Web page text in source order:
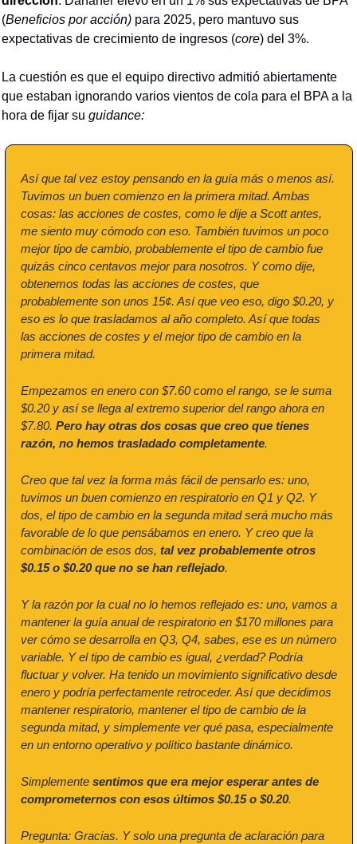
(Beneficios por acción) para 2025, pero mantuvo sus
expectativas de crecimiento de ingresos (core) del 3%.
La cuestión es que el equipo directivo admitió abiertamente
que estaban ignorando varios vientos de cola para el BPA a la
hora de fijar su guidance:
Así que tal vez estoy pensando en la guía más o menos así.
Tuvimos un buen comienzo en la primera mitad. Ambas
cosas: las acciones de costes, como le dije a Scott antes,
me siento muy cómodo con eso. También tuvimos un poco
mejor tipo de cambio, probablemente el tipo de cambio fue
quizás cinco centavos mejor para nosotros. Y como dije,
obtenemos todas las acciones de costes, que
probablemente son unos 15¢. Así que veo eso, digo $0.20, y
eso es lo que trasladamos al año completo. Así que todas
las acciones de costes y el mejor tipo de cambio en la
primera mitad.
Empezamos en enero con $7.60 como el rango, se le suma
$0.20 y así se llega al extremo superior del rango ahora en
$7.80. Pero hay otras dos cosas que creo que tienes
razón, no hemos trasladado completamente.
Creo que tal vez la forma más fácil de pensarlo es: uno,
tuvimos un buen comienzo en respiratorio en Q1 y Q2. Y
dos, el tipo de cambio en la segunda mitad será mucho más
favorable de lo que pensábamos en enero. Y creo que la
combinación de esos dos, tal vez probablemente otros
$0.15 o $0.20 que no se han reflejado.
Y la razón por la cual no lo hemos reflejado es: uno, vamos a
mantener la guía anual de respiratorio en $170 millones para
ver cómo se desarrolla en Q3, Q4, sabes, ese es un número
variable. Y el tipo de cambio es igual, ¿verdad? Podría
fluctuar y volver. Ha tenido un movimiento significativo desde
enero y podría perfectamente retroceder. Así que decidimos
mantener respiratorio, mantener el tipo de cambio de la
segunda mitad, y simplemente ver qué pasa, especialmente
en un entorno operativo y político bastante dinámico.
Simplemente sentimos que era mejor esperar antes de
comprometernos con esos últimos $0.15 o $0.20.
Pregunta: Gracias. Y solo una pregunta de aclaración para